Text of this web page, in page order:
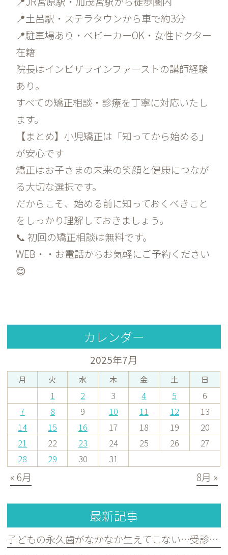
📍土呂駅・ステラタウンから車で約3分
📍駐車場あり・ベビーカーOK・女性ドクター
在籍
院長はインビザラインファーストの講師経験
あり。
すべての矯正相談・診療を丁寧に対応いたし
ます。
【まとめ】小児矯正は「知ってから始める」
が安心です
矯正はお子さまの未来の笑顔と健康につなが
る大切な選択です。
だからこそ、始める前に知っておくべきこと
をしっかり理解しておきましょう。
📞 初回の矯正相談は無料です。
WEB・・お電話からお気軽にご予約ください
😊
カレンダー
2025年7月
月 火 水 木 金 土 日
1 2 3 4 5
6
7
8 9 10 11 12
13
14
15 16 17 18 19
20
21
22 23 24 25 26
27
28
29 30 31
« 6月 8月 »
最新記事
子どもの永久歯がなかなか生えてこない…受診した方がよいケースを歯科医が解説｜宮原・さいたま市北区の歯医者